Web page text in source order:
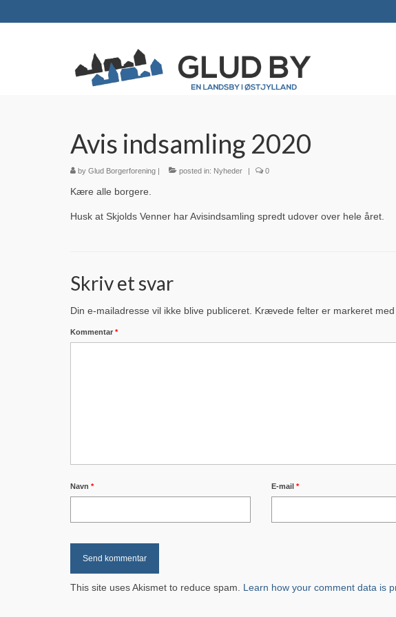
Avis indsamling 2020
by Glud Borgerforening | posted in: Nyheder | 0
Kære alle borgere.
Husk at Skjolds Venner har Avisindsamling spredt udover over hele året.
Skriv et svar
Din e-mailadresse vil ikke blive publiceret. Krævede felter er markeret med
Kommentar *
Navn * E-mail*
This site uses Akismet to reduce spam. Learn how your comment data is